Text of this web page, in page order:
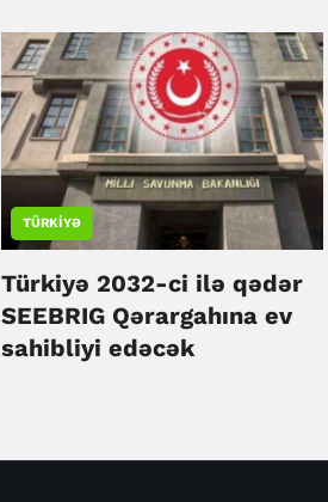
TÜRKIYƏ
Türkiyə 2032-ci ilə qədər
SEEBRIG Qərargahına ev
sahibliyi edəcək